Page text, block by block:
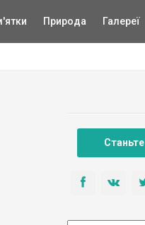
Природа Галереї